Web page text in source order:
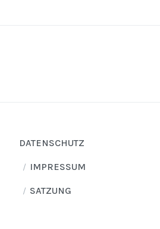
DATENSCHUTZ
IMPRESSUM
SATZUNG